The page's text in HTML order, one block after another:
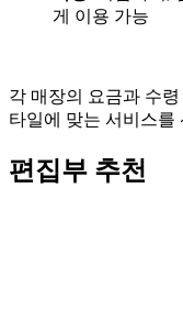
게 이용 가능
각 매장의 요금과 수
타일에 맞는 서비스를
편집부 추천